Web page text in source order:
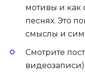
мотивы и как
песнях. Это
смыслы и
Смотрите